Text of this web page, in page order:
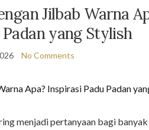
Jilbab Warna
yang Stylish
No Comments
menjadi pertanyaan bagi